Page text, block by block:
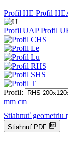
Profil HE Profil
Profil UAPProfil
Profil:
mm cm
Stiahnuť geometriu
Stiahnuť PDF